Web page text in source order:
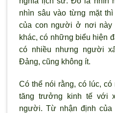
nhìn sâu vào từng mặt
của con người ở nơi này
khác, có những biểu hiện
có nhiều nhưng người
Đảng, cũng không ít.
Có thể nói rằng, có lúc,
tăng trưởng kinh tế với
người. Từ nhận định